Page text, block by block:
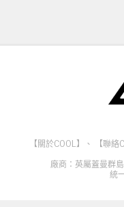
【關於COOL】 、 【聯絡
廠商：英屬蓋曼群
統